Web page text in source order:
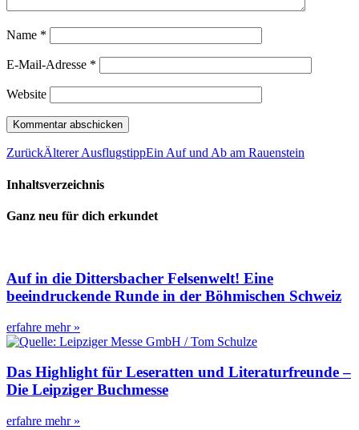
Name *
E-Mail-Adresse *
Website
ZurückÄlterer AusflugstippEin Auf und Ab am Rauenstein
Inhaltsverzeichnis
Ganz neu für dich erkundet
Auf in die Dittersbacher Felsenwelt! Eine
beeindruckende Runde in der Böhmischen Schweiz
erfahre mehr »
Das Highlight für Leseratten und Literaturfreunde –
Die Leipziger Buchmesse
erfahre mehr »